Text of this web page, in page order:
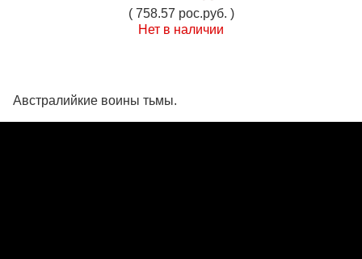
( 758.57 рос.руб. )
Нет в наличии
Австралийкие воины тьмы.